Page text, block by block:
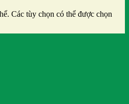
Các tùy chọn có thể được chọn